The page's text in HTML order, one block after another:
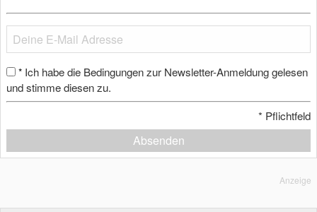
* Ich habe die Bedingungen zur Newsletter-Anmeldung gelesen
und stimme diesen zu.
* Pflichtfeld
Absenden
Anzeige